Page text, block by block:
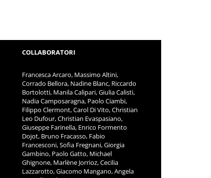
COLLABORATORI
Francesca Arcaro, Massimo Altini,
Corrado Bellora, Nadine Blanc, Riccardo
Bortolotti, Manila Calipari, Giulia Calisti,
Nadia Camposaragna, Paolo Ciambi,
Filippo Clermont, Carol Di Vito, Christian
Leo Dufour, Christian Evaspasiano,
Giuseppe Farinella, Enrico Formento
Dojot, Bruno Fracasso, Fabio
Francesconi, Sofia Fregnani, Giorgia
Gambino, Paolo Gatto, Michael
Ghignone, Marlène Jorrioz, Cecilia
Lazzarotto, Giacomo Mangano, Angela